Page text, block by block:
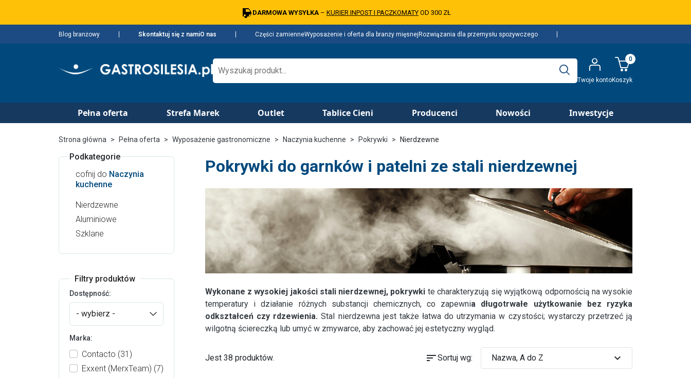
DARMOWA WYSYŁKA – KURIER INPOST I PACZKOMATY OD 300 ZŁ
Blog branżowy Skontaktuj się z namiO nas Części zamienneWyposażenie i oferta dla branży mięsnejRozwiązania dla przemysłu spożywczego
Twoje kontoKoszyk
0
Pełna oferta Strefa Marek Outlet Tablice Cieni Producenci Nowości Inwestycje
Strona główna Pełna oferta Wyposażenie gastronomiczne Naczynia kuchenne Pokrywki Nierdzewne
Podkategorie
cofnij do Naczynia
kuchenne
Nierdzewne
Aluminiowe
Szklane
Filtry produktów
Dostępność:
- wybierz -
Marka:
Contacto (31)
Exxent (MerxTeam) (7)
Pokrywki do garnków i patelni ze stali nierdzewnej
Wykonane z wysokiej jakości stali nierdzewnej, pokrywki te charakteryzują się wyjątkową odpornością na wysokie
temperatury i działanie różnych substancji chemicznych, co zapewnia długotrwałe użytkowanie bez ryzyka
odkształceń czy rdzewienia. Stal nierdzewna jest także łatwa do utrzymania w czystości; wystarczy przetrzeć ją
wilgotną ściereczką lub umyć w zmywarce, aby zachować jej estetyczny wygląd.
Jest 38 produktów. sortSortuj wg: Nazwa, A do Z expand_more